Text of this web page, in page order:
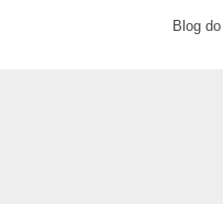
Blog